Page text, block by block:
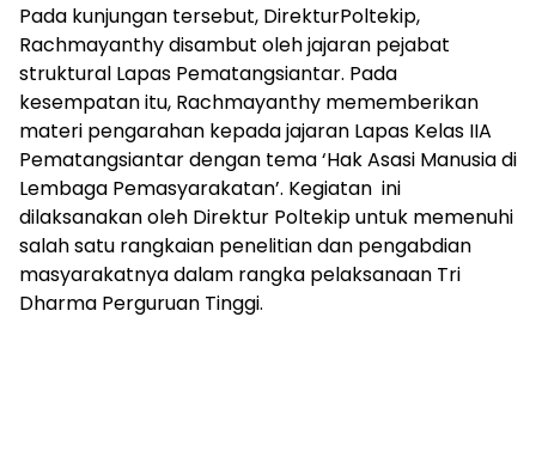
Pada kunjungan tersebut, DirekturPoltekip,
Rachmayanthy disambut oleh jajaran pejabat
struktural Lapas Pematangsiantar. Pada
kesempatan itu, Rachmayanthy mememberikan
materi pengarahan kepada jajaran Lapas Kelas IIA
Pematangsiantar dengan tema ‘Hak Asasi Manusia di
Lembaga Pemasyarakatan’. Kegiatan ini
dilaksanakan oleh Direktur Poltekip untuk memenuhi
salah satu rangkaian penelitian dan pengabdian
masyarakatnya dalam rangka pelaksanaan Tri
Dharma Perguruan Tinggi.